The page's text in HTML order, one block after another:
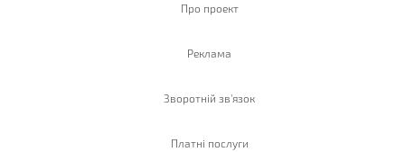
Про проект
Реклама
Зворотній зв'язок
Платні послуги